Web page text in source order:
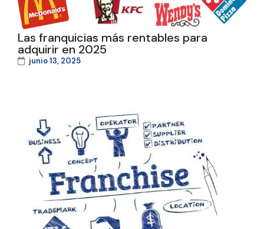
Las franquicias más rentables para
adquirir en 2025
junio 13, 2025